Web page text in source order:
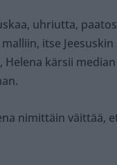
uhriutta,
itse Jeesuskin
Helena kärsii
nimittäin väittää,